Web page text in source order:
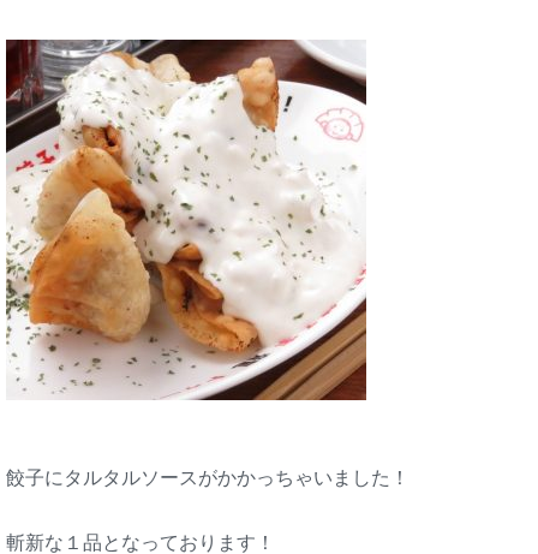
餃子にタルタルソースがかかっちゃいました！
斬新な１品となっております！